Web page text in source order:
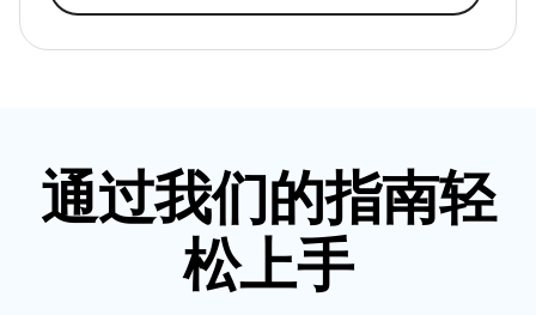
通过我们的指南轻
松上手